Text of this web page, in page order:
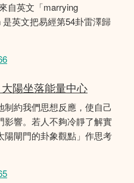
自英文「marrying
英文把易經第54卦雷澤歸
陽坐落能量中心
約我們思想反應，使自己
影響。若人不夠冷靜了解實
陽閘門的卦象觀點」作思考